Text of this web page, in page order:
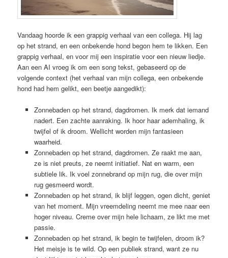
Vandaag hoorde ik een grappig verhaal van een collega. Hij lag
op het strand, en een onbekende hond begon hem te likken. Een
grappig verhaal, en voor mij een inspiratie voor een nieuw liedje.
Aan een AI vroeg ik om een song tekst, gebaseerd op de
volgende context (het verhaal van mijn collega, een onbekende
hond had hem gelikt, een beetje aangedikt):
Zonnebaden op het strand, dagdromen. Ik merk dat iemand
nadert. Een zachte aanraking. Ik hoor haar ademhaling, ik
twijfel of ik droom. Wellicht worden mijn fantasieen
waarheid.
Zonnebaden op het strand, dagdromen. Ze raakt me aan,
ze is niet preuts, ze neemt initiatief. Nat en warm, een
subtiele lik. Ik voel zonnebrand op mijn rug, die over mijn
rug gesmeerd wordt.
Zonnebaden op het strand, ik blijf leggen, ogen dicht, geniet
van het moment. Mijn vreemdeling neemt me mee naar een
hoger niveau. Creme over mijn hele lichaam, ze likt me met
passie.
Zonnebaden op het strand, ik begin te twijfelen, droom ik?
Het meisje is te wild. Op een publiek strand, want ze nu